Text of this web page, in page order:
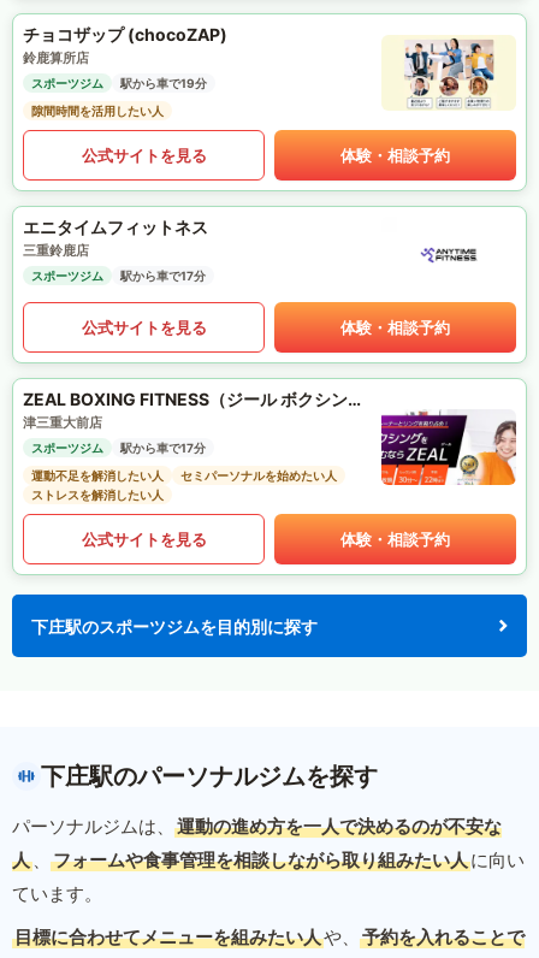
チョコザップ (chocoZAP)
鈴鹿算所店
スポーツジム
駅から車で19分
隙間時間を活用したい人
公式サイトを見る 体験・相談予約
エニタイムフィットネス
三重鈴鹿店
スポーツジム 駅から車で17分
公式サイトを見る 体験・相談予約
ZEAL BOXING FITNESS（ジール ボクシング フィットネス）
津三重大前店
スポーツジム
駅から車で17分
運動不足を解消したい人
セミパーソナルを始めたい人
ストレスを解消したい人
公式サイトを見る 体験・相談予約
下庄駅のスポーツジムを目的別に探す
下庄駅のパーソナルジムを探す
パーソナルジムは、
運動の進め方を一人で決めるのが不安な
人 、 フォームや食事管理を相談しながら取り組みたい人に向い
ています。
目標に合わせてメニューを組みたい人や、 予約を入れることで